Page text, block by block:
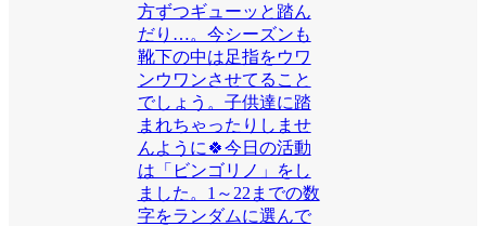
方ずつギューッと踏ん
だり…。今シーズンも
靴下の中は足指をウワ
ンウワンさせてること
でしょう。子供達に踏
まれちゃったりしませ
んように🍀今日の活動
は「ビンゴリノ」をし
ました。1～22までの数
字をランダムに選んで